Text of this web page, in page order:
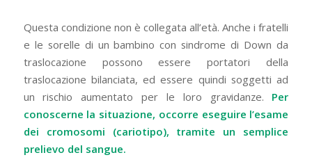
Questa condizione non è collegata all’età. Anche i fratelli
e le sorelle di un bambino con sindrome di Down da
traslocazione possono essere portatori della
traslocazione bilanciata, ed essere quindi soggetti ad
un rischio aumentato per le loro gravidanze. Per
conoscerne la situazione, occorre eseguire l’esame
dei cromosomi (cariotipo), tramite un semplice
prelievo del sangue.